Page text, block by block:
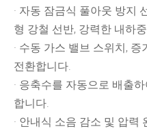
· 자동 잠금식 풀아웃 방지
형 강철 선반, 강력한 내하
· 수동 가스 밸브 스위치,
전환합니다.
· 응축수를 자동으로 배출
합니다.
· 안내식 소음 감소 및 압력